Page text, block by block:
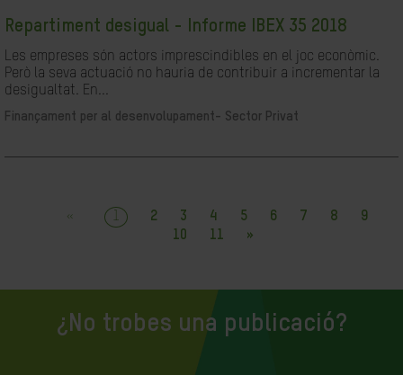
Repartiment desigual - Informe IBEX 35 2018
Les empreses són actors imprescindibles en el joc econòmic.
Però la seva actuació no hauria de contribuir a incrementar la
desigualtat. En...
Finançament per al desenvolupament- Sector Privat
« 1 2 3 4 5 6 7 8
9
10
11 »
¿No trobes una publicació?